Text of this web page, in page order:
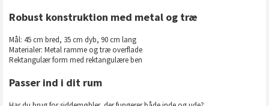
Robust konstruktion med metal og træ
Mål: 45 cm bred, 35 cm dyb, 90 cm lang
Materialer: Metal ramme og træ overflade
Rektangulær form med rektangulære ben
Passer ind i dit rum